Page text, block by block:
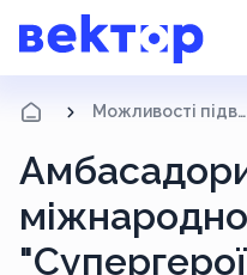
Можливості підвищення кваліфікації